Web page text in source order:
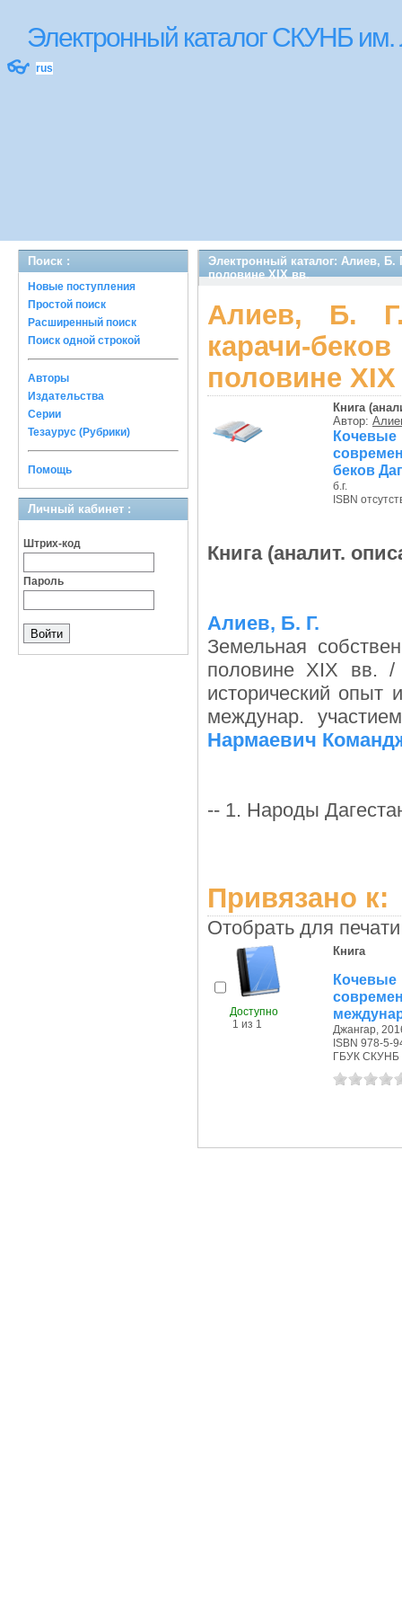
Электронный каталог СКУНБ
👓 rus
Поиск :
Новые поступления
Простой поиск
Расширенный поиск
Поиск одной строкой
Авторы
Издательства
Серии
Тезаурус (Рубрики)
Помощь
Личный кабинет :
Штрих-код
Пароль
Электронный каталог: Алиев, Б.
половине XIX вв.
Алиев, Б. Г.
карачи-
половине
Книга
Автор:
беков
б.г.
ISBN
Книга (аналит.
Алиев, Б. Г.
Земельная
половине XIX вв.
исторический опыт
междунар.
Нармаевич
-- 1. Народы
Привязано к:
Отобрать для
Доступно
1 из 1
Книга
Джангар,
ISBN 978-5-
ГБУК СКУНБ